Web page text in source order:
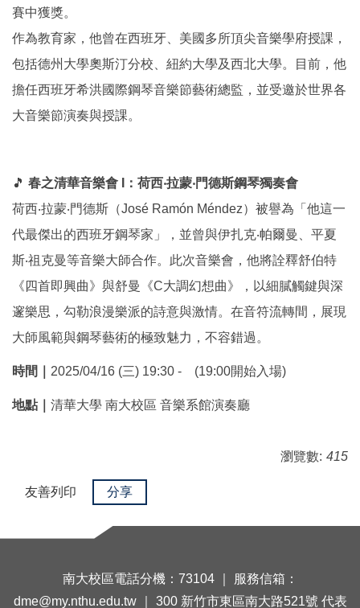
賽中獲獎。
作為教育家，他曾在西班牙、美國多所頂尖音樂學府授課，
包括德州大學奧斯汀分校、紐約大學及西北大學。目前，他
擔任西班牙希洪國際鋼琴音樂節藝術總監，並受邀於世界各
大音樂節演奏與授課。
🎵 春之清華音樂會 I：荷西‧拉蒙‧門德斯鋼琴獨奏會
荷西‧拉蒙‧門德斯（José Ramón Méndez）被譽為「他這一
代最傑出的西班牙鋼琴家」，並曾與伊扎克‧帕爾曼、平夏
斯‧祖克曼等音樂大師合作。此次音樂會，他將詮釋舒伯特
《四首即興曲》與舒曼《C大調幻想曲》，以細膩觸鍵與深
邃樂思，勾勒浪漫樂派的詩意與激情。在音符流轉間，展現
大師風範與鋼琴藝術的極致魅力，不容錯過。
時間｜ 2025/04/16 (三) 19:30 - (19:00開始入場)
地點 清華大學 南大校區 音樂系館演奏廳
瀏覽數: 415
友善列印 分享
南大校區電話分機：73104 ｜ 服務信箱：
dme@my.nthu.edu.tw ｜ 300 新竹市東區南大路521號 代表